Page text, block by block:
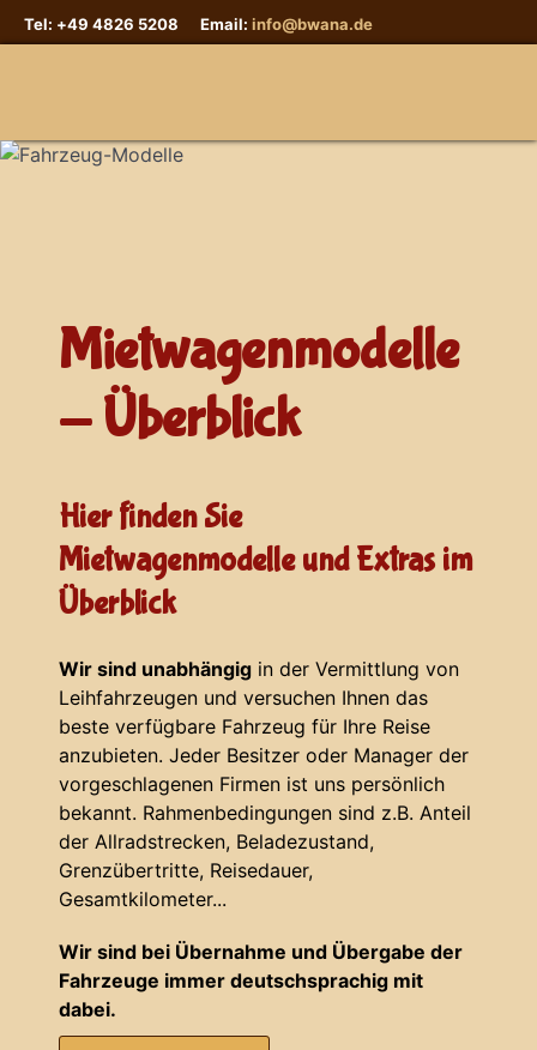
Tel: +49 4826 5208 Email: info@bwana.de
Sprache auswählen
Mietwagenmodelle
- Überblick
Hier finden Sie
Mietwagenmodelle und Extras im
Überblick
Wir sind unabhängig in der Vermittlung von
Leihfahrzeugen und versuchen Ihnen das
beste verfügbare Fahrzeug für Ihre Reise
anzubieten. Jeder Besitzer oder Manager der
vorgeschlagenen Firmen ist uns persönlich
bekannt. Rahmenbedingungen sind z.B. Anteil
der Allradstrecken, Beladezustand,
Grenzübertritte, Reisedauer,
Gesamtkilometer...
Wir sind bei Übernahme und Übergabe der
Fahrzeuge immer deutschsprachig mit
dabei.